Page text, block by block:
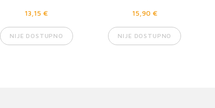
13,15 €
NIJE DOSTUPNO
15,90 €
NIJE DOSTUPNO